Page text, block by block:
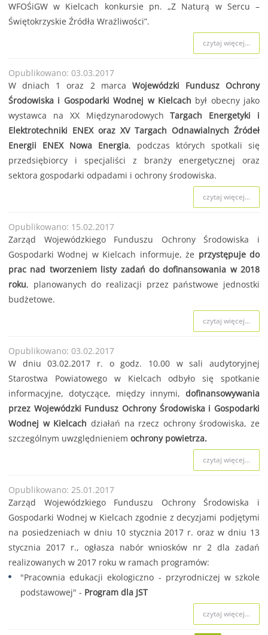
WFOŚiGW w Kielcach konkursie pn. „Z Naturą w Sercu –
Świętokrzyskie Źródła Wrażliwości”.
czytaj więcej...
Opublikowano: 03.03.2017
W dniach 1 oraz 2 marca Wojewódzki Fundusz Ochrony
Środowiska i Gospodarki Wodnej w Kielcach był obecny jako
wystawca na XX MiędzynarodowychTargach Energetyki i
Elektrotechniki ENEX oraz XV Targach Odnawialnych Źródeł
Energii ENEX Nowa Energia, podczas których spotkali się
przedsiębiorcy i specjaliści z branży energetycznej oraz
sektora gospodarki odpadami i ochrony środowiska.
czytaj więcej...
Opublikowano: 15.02.2017
Zarząd Wojewódzkiego Funduszu Ochrony Środowiska i
Gospodarki Wodnej w Kielcach informuje, że przystępuje do
prac nad tworzeniem listy zadań do dofinansowania w 2018
roku, planowanych do realizacji przez państwowe jednostki
budżetowe.
czytaj więcej...
Opublikowano: 03.02.2017
W dniu 03.02.2017 r. o godz. 10.00 w sali audytoryjnej
Starostwa Powiatowego w Kielcach odbyło się spotkanie
informacyjne, dotyczące, między innymi,dofinansowywania
przez Wojewódzki Fundusz Ochrony Środowiska i Gospodarki
Wodnej w Kielcach działań na rzecz ochrony środowiska, ze
szczególnym uwzględnieniem ochrony powietrza.
czytaj więcej...
Opublikowano: 25.01.2017
Zarząd Wojewódzkiego Funduszu Ochrony Środowiska i
Gospodarki Wodnej w Kielcach zgodnie z decyzjami podjętymi
na posiedzeniach w dniu 10 stycznia 2017 r. oraz w dniu 13
stycznia 2017 r., ogłasza nabór wniosków nr 2 dla zadań
realizowanych w 2017 roku w ramach programów:
"Pracownia edukacji ekologiczno - przyrodniczej w szkole
podstawowej" - Program dla JST
czytaj więcej...